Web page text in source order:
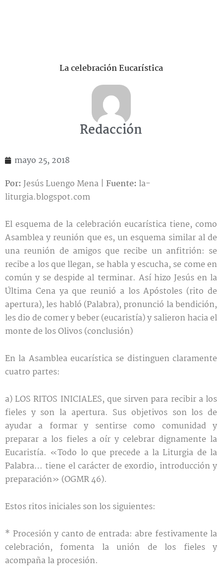
La celebración Eucarística
Redacción
mayo 25, 2018
Por:Jesús Luengo Mena | Fuente: la-
liturgia.blogspot.com
El esquema de la celebración eucarística tiene, como
Asamblea y reunión que es, un esquema similar al de
una reunión de amigos que recibe un anfitrión: se
recibe a los que llegan, se habla y escucha, se come en
común y se despide al terminar. Así hizo Jesús en la
Última Cena ya que reunió a los Apóstoles (rito de
apertura), les habló (Palabra), pronunció la bendición,
les dio de comer y beber (eucaristía) y salieron hacia el
monte de los Olivos (conclusión)
En la Asamblea eucarística se distinguen claramente
cuatro partes:
a) LOS RITOS INICIALES, que sirven para recibir a los
fieles y son la apertura. Sus objetivos son los de
ayudar a formar y sentirse como comunidad y
preparar a los fieles a oír y celebrar dignamente la
Eucaristía. «Todo lo que precede a la Liturgia de la
Palabra… tiene el carácter de exordio, introducción y
preparación» (OGMR 46).
Estos ritos iniciales son los siguientes:
* Procesión y canto de entrada: abre festivamente la
celebración, fomenta la unión de los fieles y
acompaña la procesión.